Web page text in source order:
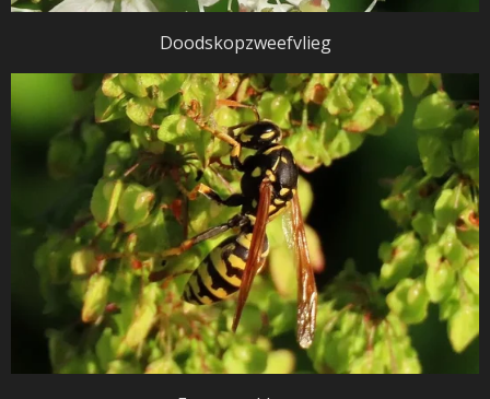
Doodskopzweefvlieg